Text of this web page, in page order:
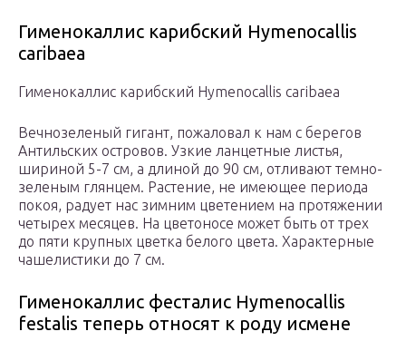
Гименокаллис карибский Hymenocallis
caribaea
Гименокаллис карибский Hymenocallis caribaea
Вечнозеленый гигант, пожаловал к нам с берегов
Антильских островов. Узкие ланцетные листья,
шириной 5-7 см, а длиной до 90 см, отливают темно-
зеленым глянцем. Растение, не имеющее периода
покоя, радует нас зимним цветением на протяжении
четырех месяцев. На цветоносе может быть от трех
до пяти крупных цветка белого цвета. Характерные
чашелистики до 7 см.
Гименокаллис фесталис Hymenocallis
festalis теперь относят к роду исмене